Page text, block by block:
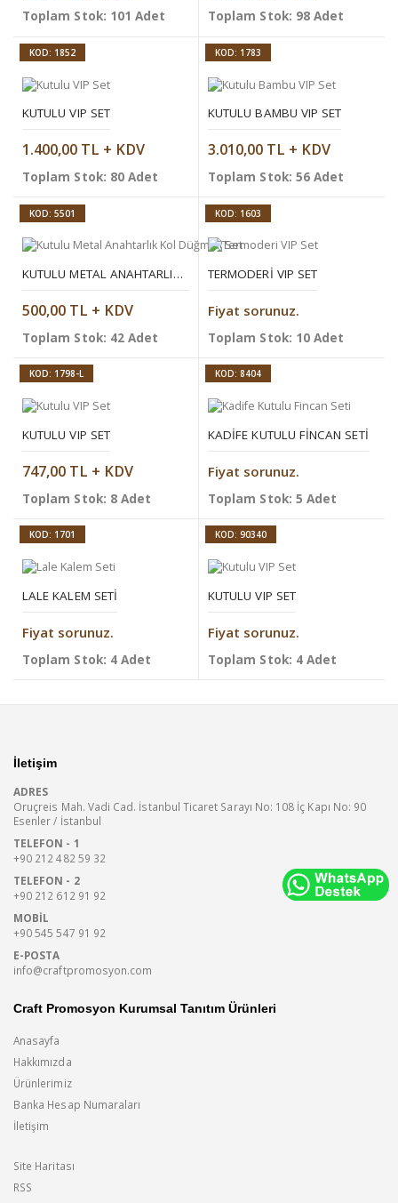
Toplam Stok: 101 Adet Toplam Stok: 98 Adet
KOD: 1852
KUTULU VIP SET
1.400,00 TL + KDV
Toplam Stok: 80 Adet
KOD: 1783
KUTULU BAMBU VIP SET
3.010,00 TL + KDV
Toplam Stok: 56 Adet
KOD: 5501
KUTULU METAL ANAHTARLIK KOL DÜĞMELI SET
500,00 TL + KDV
Toplam Stok: 42 Adet
KOD: 1603
TERMODERI VIP SET
Fiyat sorunuz.
Toplam Stok: 10 Adet
KOD: 1798-L
KUTULU VIP SET
747,00 TL + KDV
Toplam Stok: 8 Adet
KOD: 8404
KADIFE KUTULU FINCAN SETI
Fiyat sorunuz.
Toplam Stok: 5 Adet
KOD: 1701
LALE KALEM SETI
Fiyat sorunuz.
Toplam Stok: 4 Adet
KOD: 90340
KUTULU VIP SET
Fiyat sorunuz.
Toplam Stok: 4 Adet
İletişim
ADRES
Oruçreis Mah. Vadi Cad. İstanbul Ticaret Sarayı No: 108 İç Kapı No: 90
Esenler / İstanbul
TELEFON - 1
+90 212 482 59 32
TELEFON - 2
+90 212 612 91 92
MOBIL
+90 545 547 91 92
E-POSTA
info@craftpromosyon.com
Craft Promosyon Kurumsal Tanıtım Ürünleri
Anasayfa
Hakkımızda
Ürünlerimiz
Banka Hesap Numaraları
İletişim
Site Haritası
RSS